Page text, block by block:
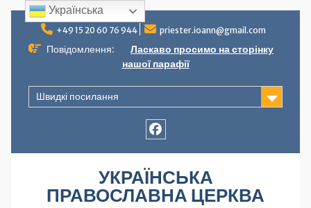
+49 15 20 60 76 944 priester.ioann@gmail.com
Повідомлення:
Ласкаво просимо на сторінку
нашої парафії
Швидкі посилання
УКРАЇНСЬКА
ПРАВОСЛАВНА ЦЕРКВА
Українська